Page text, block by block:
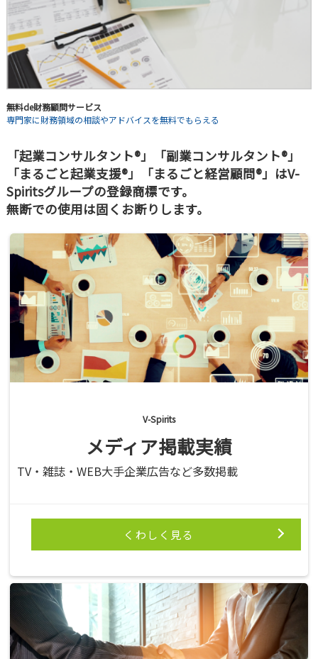
無料de財務顧問サービス
専門家に財務領域の相談やアドバイスを無料でもらえる
「起業コンサルタント®」「副業コンサルタント®」
「まるごと起業支援®」「まるごと経営顧問®」はV-
Spiritsグループの登録商標です。
無断での使用は固くお断りします。
V-Spirits
メディア掲載実績
TV・雑誌・WEB大手企業広告など多数掲載
くわしく見る